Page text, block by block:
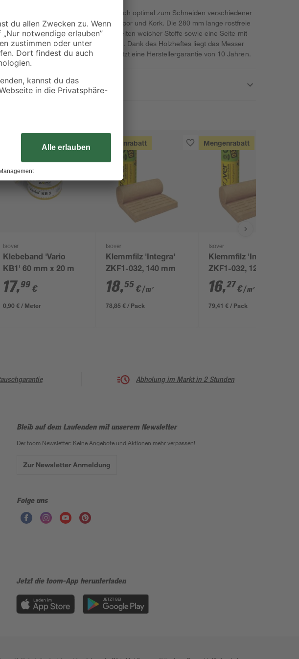
der Marke toom eignet sich optimal zum Schneiden verschiedener
wie beispielsweise Glaswolle, Styropor und Kork. Die 280 mm lange rostfreie
eine gewellte Seite für das Verarbeiten weicher Stoffe sowie eine Seite mit
für das Bearbeiten harter Materialien. Dank des Holzheftes liegt das Messer
gut in der Hand. Das Produkt besitzt eine Herstellergarantie von 10 Jahren.
Isover
Klebeband 'Vario
KB1' 60 mm x 20 m
17,99 €
0,90 € / Meter
Mengenrabatt
Isover
Klemmfilz 'Integra'
ZKF1-032, 140 mm
18,55 €/ m²
78,85 € / Pack
Mengenrabatt
Isover
Klemmfilz 'Integra'
ZKF1-032, 120 mm
16,27€/ m²
79,41 € / Pack
Abholung im Markt in 2 Stunden
Bleib auf dem Laufenden mit unserem Newsletter
Der toom Newsletter: Keine Angebote und Aktionen mehr verpassen!
Zur Newsletter Anmeldung
Folge uns
Jetzt die toom-App herunterladen